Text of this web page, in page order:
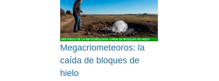
Megacriometeoros: la
caída de bloques de
hielo